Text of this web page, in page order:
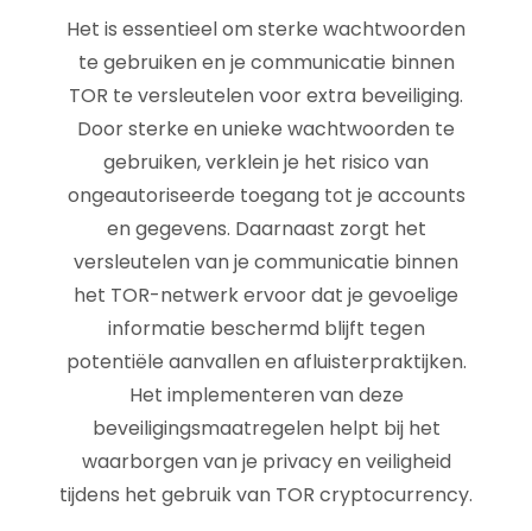
Het is essentieel om sterke wachtwoorden
te gebruiken en je communicatie binnen
TOR te versleutelen voor extra beveiliging.
Door sterke en unieke wachtwoorden te
gebruiken, verklein je het risico van
ongeautoriseerde toegang tot je accounts
en gegevens. Daarnaast zorgt het
versleutelen van je communicatie binnen
het TOR-netwerk ervoor dat je gevoelige
informatie beschermd blijft tegen
potentiële aanvallen en afluisterpraktijken.
Het implementeren van deze
beveiligingsmaatregelen helpt bij het
waarborgen van je privacy en veiligheid
tijdens het gebruik van TOR cryptocurrency.